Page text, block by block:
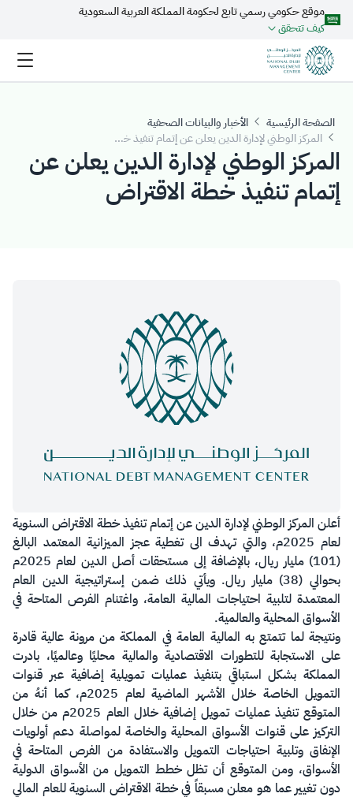
تخطي إلى المحتوى الرئيسي
موقع حكومي رسمي تابع لحكومة المملكة العربية السعودية
كيف تتحقق
الصفحة الرئيسية
الأخبار والبيانات الصحفية
المركز الوطني لإدارة الدين يعلن عن إتمام تنفيذ خطة الاقتراض
المركز الوطني لإدارة الدين يعلن عن
إتمام تنفيذ خطة الاقتراض
أعلن المركز الوطني لإدارة الدين عن إتمام تنفيذ خطة الاقتراض السنوية
لعام 2025م، والتي تهدف الى تغطية عجز الميزانية المعتمد البالغ
(101) مليار ريال، بالإضافة إلى مستحقات أصل الدين لعام 2025م
بحوالي (38) مليار ريال. ويأتي ذلك ضمن إستراتيجية الدين العام
المعتمدة لتلبية احتياجات المالية العامة، واغتنام الفرص المتاحة في
الأسواق المحلية والعالمية.
ونتيجة لما تتمتع به المالية العامة في المملكة من مرونة عالية قادرة
على الاستجابة للتطورات الاقتصادية والمالية محليًا وعالميًا، بادرت
المملكة بشكل استباقي بتنفيذ عمليات تمويلية إضافية عبر قنوات
التمويل الخاصة خلال الأشهر الماضية لعام 2025م، كما أنهُ من
المتوقع تنفيذ عمليات تمويل إضافية خلال العام 2025م من خلال
التركيز على قنوات الأسواق المحلية والخاصة لمواصلة دعم أولويات
الإنفاق وتلبية احتياجات التمويل والاستفادة من الفرص المتاحة في
الأسواق، ومن المتوقع أن تظل خطط التمويل من الأسواق الدولية
دون تغيير عما هو معلن مسبقاً في خطة الاقتراض السنوية للعام المالي